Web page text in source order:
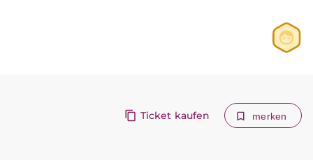
Ticket kaufen merken